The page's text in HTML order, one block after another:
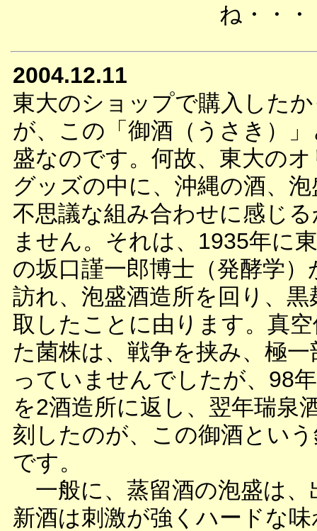
ね・・・
2004.12.11
東大のショップで購入した
が、この「御酒（うさき）
盛なのです。何故、東大の
グッズの中に、沖縄の酒、
不思議な組み合わせに感じ
ません。それは、1935年に
の坂口謹一郎博士（発酵学）
訪れ、泡盛酒造所を回り、黒
取したことに由ります。真
た菌株は、戦争を挟み、極
っていませんでしたが、98
を2酒造所に返し、翌年瑞泉
刻したのが、この御酒とい
です。
一般に、蒸留酒の泡盛は、
新酒は刺激が強くハードな